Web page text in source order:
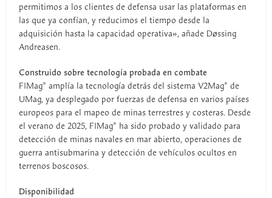
permitimos a los clientes de defensa usar las plataformas en
las que ya confían, y reducimos el tiempo desde la
adquisición hasta la capacidad operativa», añade Døssing
Andreasen.
Construido sobre tecnología probada en combate
F1Mag® amplía la tecnología detrás del sistema V2Mag® de
UMag, ya desplegado por fuerzas de defensa en varios países
europeos para el mapeo de minas terrestres y costeras. Desde
el verano de 2025, F1Mag® ha sido probado y validado para
detección de minas navales en mar abierto, operaciones de
guerra antisubmarina y detección de vehículos ocultos en
terrenos boscosos.
Disponibilidad